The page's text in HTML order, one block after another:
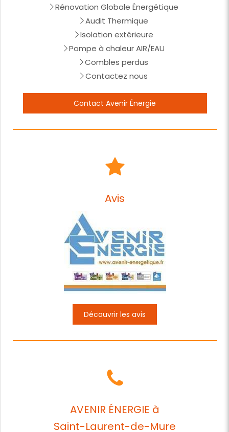
Rénovation Globale Énergétique
Audit Thermique
Isolation extérieure
Pompe à chaleur AIR/EAU
Combles perdus
Contactez nous
Contact Avenir Énergie
Avis
Découvrir les avis
AVENIR ÉNERGIE à
Saint-Laurent-de-Mure